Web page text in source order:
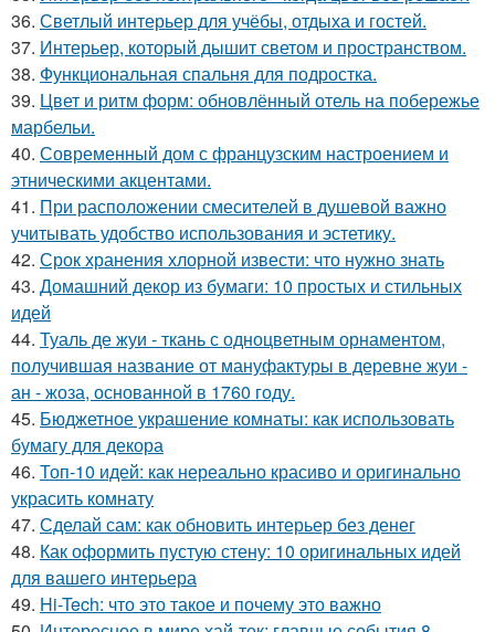
36. Светлый интерьер для учёбы, отдыха и гостей.
37. Интерьер, который дышит светом и пространством.
38. Функциональная спальня для подростка.
39. Цвет и ритм форм: обновлённый отель на побережье
марбельи.
40. Современный дом с французским настроением и
этническими акцентами.
41. При расположении смесителей в душевой важно
учитывать удобство использования и эстетику.
42. Срок хранения хлорной извести: что нужно знать
43. Домашний декор из бумаги: 10 простых и стильных
идей
44. Туаль де жуи - ткань с одноцветным орнаментом,
получившая название от мануфактуры в деревне жуи -
ан - жоза, основанной в 1760 году.
45. Бюджетное украшение комнаты: как использовать
бумагу для декора
46. Топ-10 идей: как нереально красиво и оригинально
украсить комнату
47. Сделай сам: как обновить интерьер без денег
48. Как оформить пустую стену: 10 оригинальных идей
для вашего интерьера
49. Hi-Tech: что это такое и почему это важно